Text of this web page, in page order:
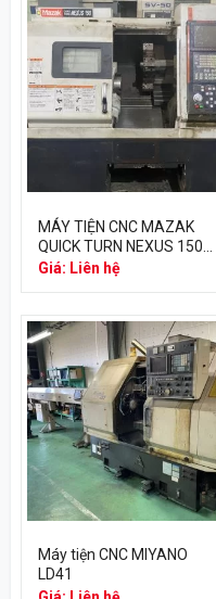
MÁY TIỆN CNC MAZAK
QUICK TURN NEXUS 150
– 640T
Giá: Liên hệ
Máy tiện CNC MIYANO
LD41